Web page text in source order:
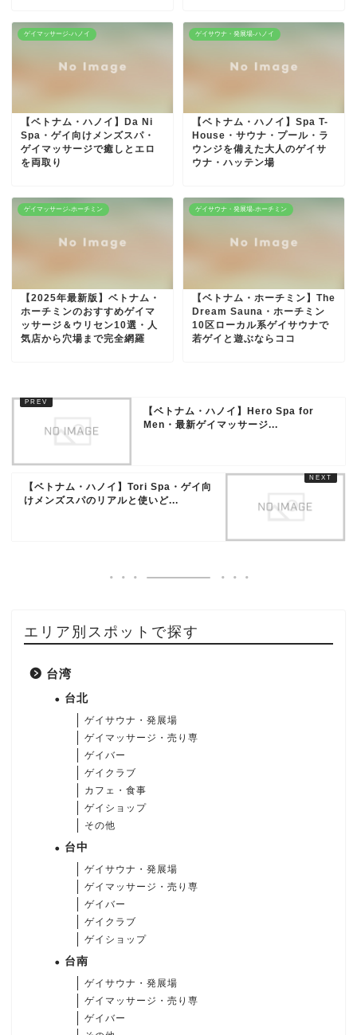
ゲイマッサージ-ハノイ
【ベトナム・ハノイ】Da Ni
Spa・ゲイ向けメンズスパ・
ゲイマッサージで癒しとエロ
を両取り
ゲイサウナ・発展場-ハノイ
【ベトナム・ハノイ】Spa T-
House・サウナ・プール・ラ
ウンジを備えた大人のゲイサ
ウナ・ハッテン場
ゲイマッサージ-ホーチミン
【2025年最新版】ベトナム・
ホーチミンのおすすめゲイマ
ッサージ＆ウリセン10選・人
気店から穴場まで完全網羅
ゲイサウナ・発展場-ホーチミン
【ベトナム・ホーチミン】The
Dream Sauna・ホーチミン
10区ローカル系ゲイサウナで
若ゲイと遊ぶならココ
【ベトナム・ハノイ】Hero Spa for
Men・最新ゲイマッサージ...
【ベトナム・ハノイ】Tori Spa・ゲイ向
けメンズスパのリアルと使いど...
エリア別スポットで探す
台湾
台北
ゲイサウナ・発展場
ゲイマッサージ・売り専
ゲイバー
ゲイクラブ
カフェ・食事
ゲイショップ
その他
台中
ゲイサウナ・発展場
ゲイマッサージ・売り専
ゲイバー
ゲイクラブ
ゲイショップ
台南
ゲイサウナ・発展場
ゲイマッサージ・売り専
ゲイバー